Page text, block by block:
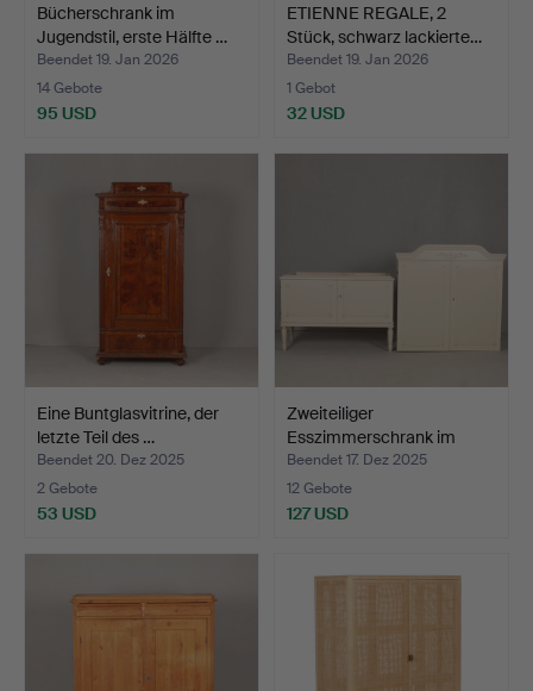
Bücherschrank im
Jugendstil, erste Hälfte …
Beendet 19. Jan 2026
14 Gebote
95 USD
ETIENNE REGALE, 2
Stück, schwarz lackierte…
Beendet 19. Jan 2026
1 Gebot
32 USD
Eine Buntglasvitrine, der
letzte Teil des …
Beendet 20. Dez 2025
2 Gebote
53 USD
Zweiteiliger
Esszimmerschrank im
gustavian…
Beendet 17. Dez 2025
12 Gebote
127 USD